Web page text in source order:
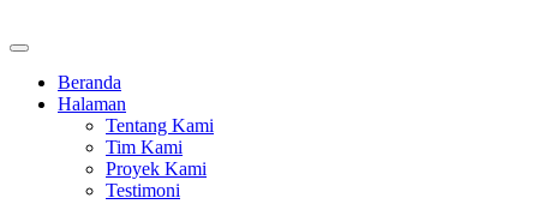
Beranda
Halaman
Tentang Kami
Tim Kami
Proyek Kami
Testimoni